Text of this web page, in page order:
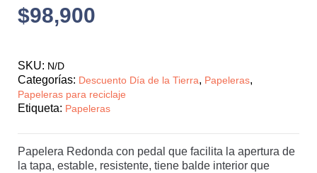
$98,900
SKU: N/D
Categorías: Descuento Día de la Tierra, Papeleras,
Papeleras para reciclaje
Etiqueta: Papeleras
Papelera Redonda con pedal que facilita la apertura de
la tapa, estable, resistente, tiene balde interior que